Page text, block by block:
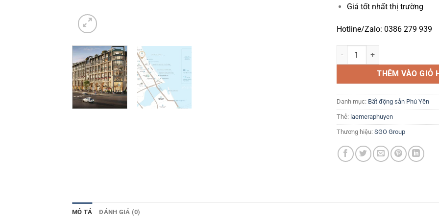
Giá tốt nhất thị trường
Hotline/Zalo: 0386 279 939
La Emera Phú Yên - Tải bảng
THÊM VÀO GIỎ
Danh mục: Bất động sản Phú Yên
Thẻ: laemeraphuyen
Thương hiệu: SGO Group
MÔ TẢ ĐÁNH GIÁ (0)